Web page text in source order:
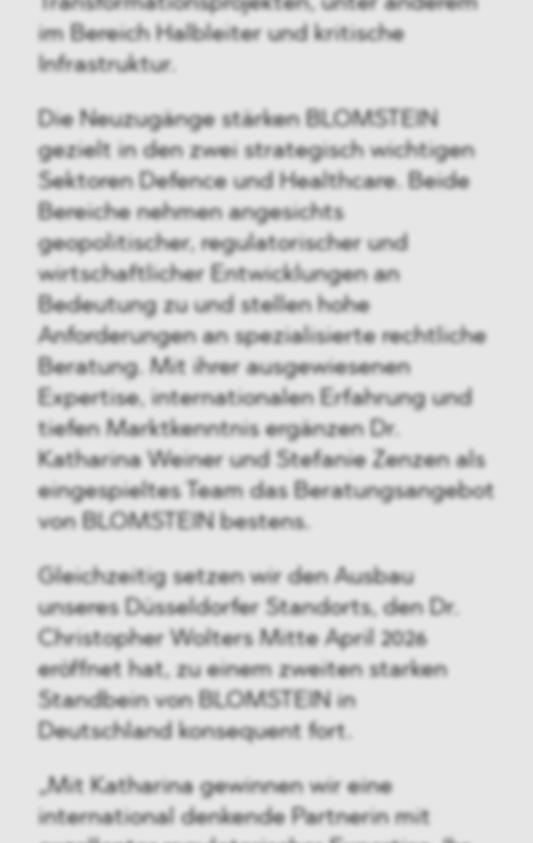
im Bereich Halbleiter und kritische
Infrastruktur.
Die Neuzugänge stärken BLOMSTEIN
gezielt in den zwei strategisch wichtigen
Sektoren Defence und Healthcare. Beide
Bereiche nehmen angesichts
geopolitischer, regulatorischer und
wirtschaftlicher Entwicklungen an
Bedeutung zu und stellen hohe
Anforderungen an spezialisierte rechtliche
Beratung. Mit ihrer ausgewiesenen
Expertise, internationalen Erfahrung und
tiefen Marktkenntnis ergänzen Dr.
Katharina Weiner und Stefanie Zenzen als
eingespieltes Team das Beratungsangebot
von BLOMSTEIN bestens.
Gleichzeitig setzen wir den Ausbau
unseres Düsseldorfer Standorts, den Dr.
Christopher Wolters Mitte April 2026
eröffnet hat, zu einem zweiten starken
Standbein von BLOMSTEIN in
Deutschland konsequent fort.
„Mit Katharina gewinnen wir eine
international denkende Partnerin mit